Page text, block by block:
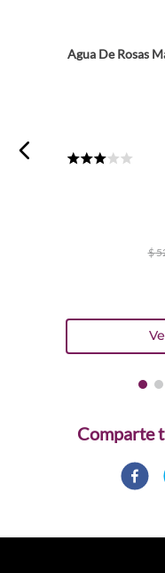
Agua De Rosas
$
Comparte